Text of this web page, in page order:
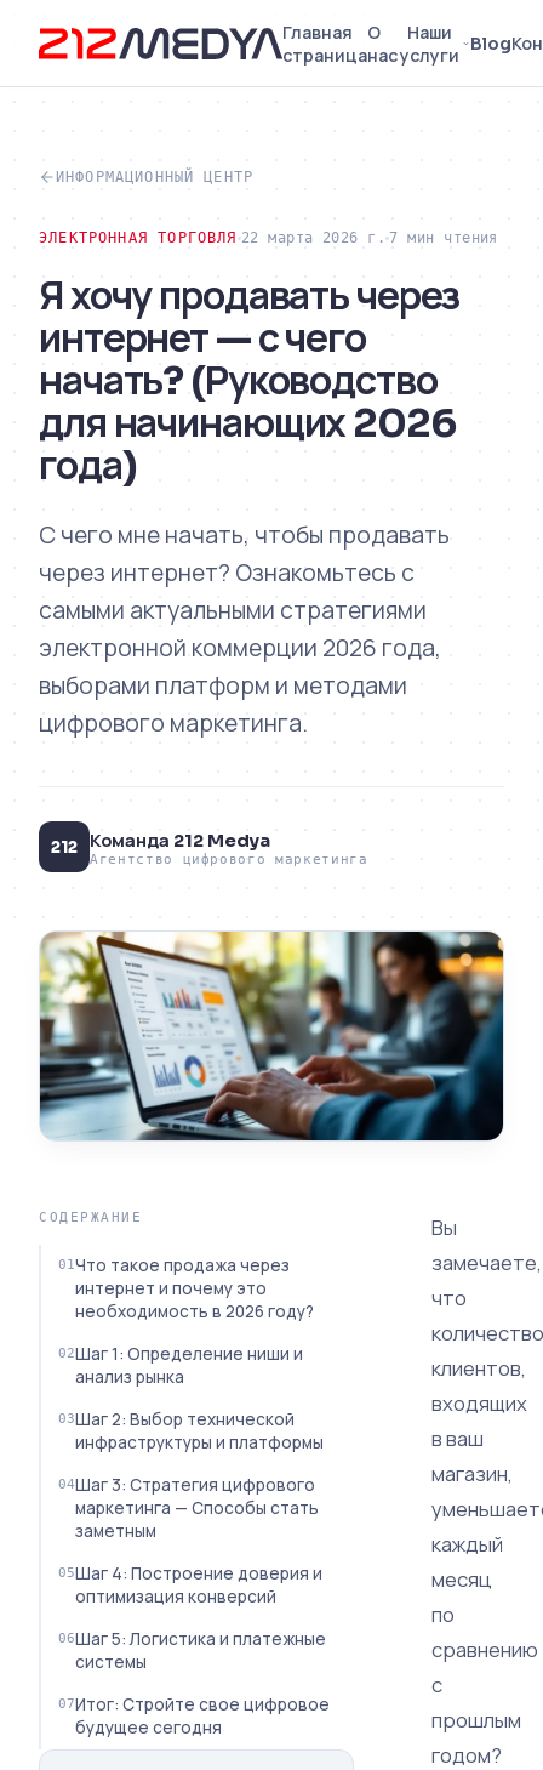
Главная
страница
О
нас
Наши
услуги
Blog
ИНФОРМАЦИОННЫЙ ЦЕНТР
ЭЛЕКТРОННАЯ ТОРГОВЛЯ 22 марта 2026 г. 7 мин чтения
Я хочу продавать через
интернет — с чего
начать? (Руководство
для начинающих 2026
года)
С чего мне начать, чтобы продавать
через интернет? Ознакомьтесь с
самыми актуальными стратегиями
электронной коммерции 2026 года,
выборами платформ и методами
цифрового маркетинга.
212 Команда 212 Medya
Агентство цифрового маркетинга
СОДЕРЖАНИЕ
Что такое продажа через
интернет и почему это
необходимость в 2026 году?
Шаг 1: Определение ниши и
анализ рынка
Шаг 2: Выбор технической
инфраструктуры и платформы
Шаг 3: Стратегия цифрового
маркетинга — Способы стать
заметным
Шаг 4: Построение доверия и
оптимизация конверсий
Шаг 5: Логистика и платежные
системы
Итог: Стройте свое цифровое
будущее сегодня
Вы
замечаете,
что
количество
клиентов,
входящих
в ваш
магазин,
каждый
месяц
по
сравнению
с
прошлым
годом?